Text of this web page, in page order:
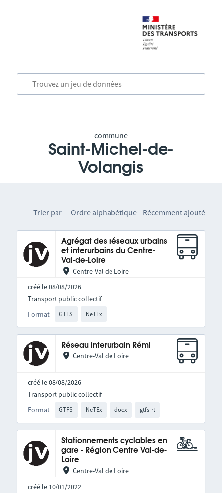
commune
Saint-Michel-de-
Volangis
Trier par Ordre alphabétique Récemment ajouté
Agrégat des réseaux urbains
et interurbains du Centre-
Val-de-Loire
Centre-Val de Loire
créé le 08/08/2026
Format GTFS NeTEx
Transport public collectif
Réseau interurbain Rémi
Centre-Val de Loire
créé le 08/08/2026
Format GTFS NeTEx docx gtfs-rt
Transport public collectif
Stationnements cyclables en
gare - Région Centre Val-de-
Loire
Centre-Val de Loire
créé le 10/01/2022